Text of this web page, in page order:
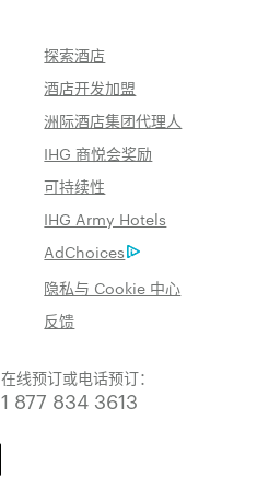
探索酒店
酒店开发加盟
洲际酒店集团代理人
IHG 商悦会奖励
可持续性
IHG Army Hotels
AdChoices
隐私与 Cookie 中心
反馈
在线预订或电话预订：
1 877 834 3613